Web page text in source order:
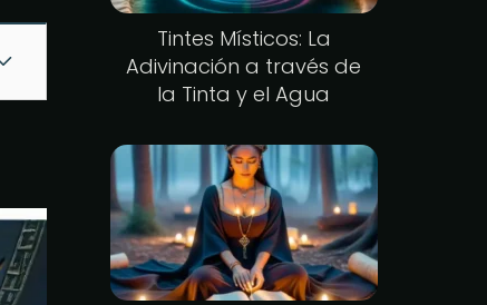
Tintes Místicos: La
Adivinación a través de
la Tinta y el Agua